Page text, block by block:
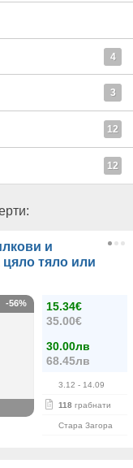
4
3
12
12
и
тяло или
15.34€
35.00€
30.00лв
68.45лв
3.12 - 14.09
118 грабнати
Стара Загора
-56%